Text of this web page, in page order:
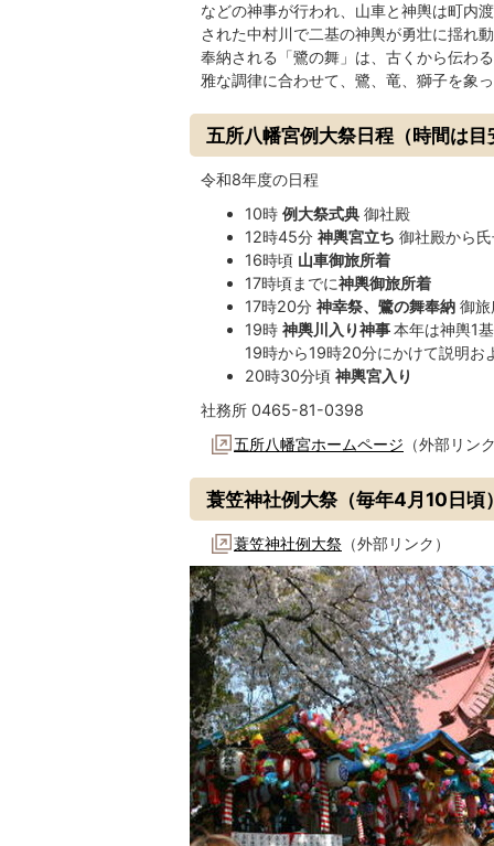
などの神事が行われ、山車と神輿は町内
された中村川で二基の神輿が勇壮に揺れ
奉納される「鷺の舞」は、古くから伝わ
雅な調律に合わせて、鷺、竜、獅子を象
五所八幡宮例大祭日程（時間は目
令和8年度の日程
10時例大祭式典 御社殿
12時45分神輿宮立ち 御社殿から
16時頃 山車御旅所着
17時頃までに神輿御旅所着
17時20分神幸祭、鷺の舞奉納 御
19時神輿川入り神事本年は神輿1
19時から19時20分にかけて説明お
20時30分頃神輿宮入り
社務所 0465-81-0398
五所八幡宮ホームページ （外部リン
蓑笠神社例大祭（毎年4月10日頃
蓑笠神社例大祭 （外部リンク）